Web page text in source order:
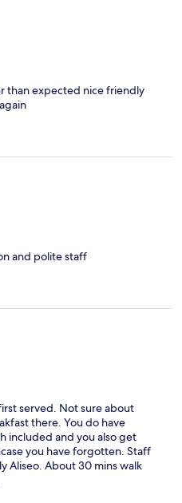
than expected nice friendly
and polite staff
served. Not sure about
there. You do have
included and you also get
you have forgotten. Staff
Aliseo. About 30 mins walk
stay where you won’t need